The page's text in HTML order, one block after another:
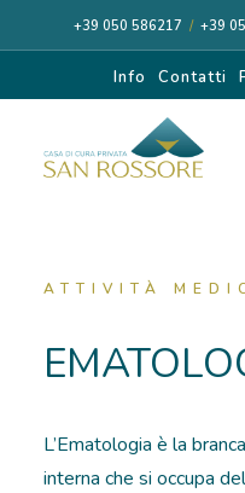
+39 050 586217 / +39
Info Contatti
for:
I NOSTRI MEDICI
ATTIVITÀ
L’Ematologia è la
interna che si occupa